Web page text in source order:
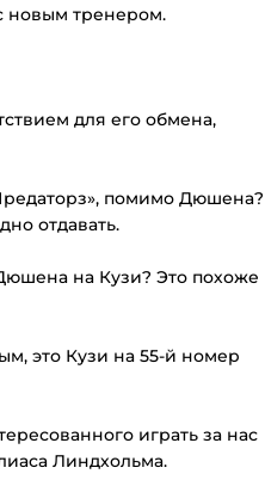
новым тренером.
для его обмена,
помимо Дюшена?
отдавать.
на Кузи? Это похоже
это Кузи на 55-й номер
играть за нас
Линдхольма.